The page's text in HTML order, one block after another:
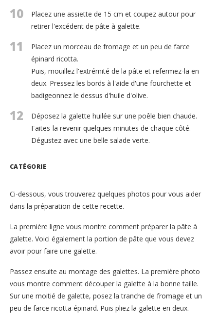
10
Placez une assiette de 15 cm et coupez autour pour
retirer l'excédent de pâte à galette.
11
Placez un morceau de fromage et un peu de farce
épinard ricotta.
Puis, mouillez l'extrémité de la pâte et refermez-la en
deux. Pressez les bords à l'aide d'une fourchette et
badigeonnez le dessus d'huile d'olive.
12
Déposez la galette huilée sur une poêle bien chaude.
Faites-la revenir quelques minutes de chaque côté.
Dégustez avec une belle salade verte.
CATÉGORIE
Ci-dessous, vous trouverez quelques photos pour vous aider
dans la préparation de cette recette.
La première ligne vous montre comment préparer la pâte à
galette. Voici également la portion de pâte que vous devez
avoir pour faire une galette.
Passez ensuite au montage des galettes. La première photo
vous montre comment découper la galette à la bonne taille.
Sur une moitié de galette, posez la tranche de fromage et un
peu de farce ricotta épinard. Puis pliez la galette en deux.